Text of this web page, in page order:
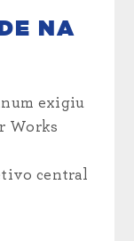
NA
exigiu
Works
central